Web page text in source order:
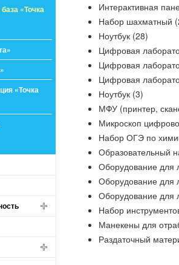
«Точка
«Точка
Интерактивная
Набор шахматный
Ноутбук (28)
Цифровая
Цифровая
Цифровая
Ноутбук (3)
МФУ (принтер,
Микроскоп
Набор ОГЭ по
Образовательный
Оборудование для
Оборудование для
Оборудование для
Набор
Манекены для
Раздаточный